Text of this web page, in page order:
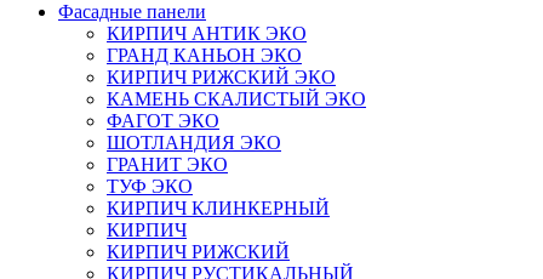
Фасадные панели
КИРПИЧ АНТИК ЭКО
ГРАНД КАНЬОН ЭКО
КИРПИЧ РИЖСКИЙ ЭКО
КАМЕНЬ СКАЛИСТЫЙ ЭКО
ФАГОТ ЭКО
ШОТЛАНДИЯ ЭКО
ГРАНИТ ЭКО
ТУФ ЭКО
КИРПИЧ КЛИНКЕРНЫЙ
КИРПИЧ
КИРПИЧ РИЖСКИЙ
КИРПИЧ РУСТИКАЛЬНЫЙ